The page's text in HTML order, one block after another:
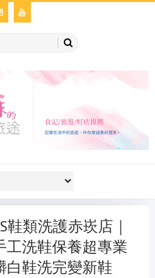
鞋類洗護赤崁店｜
工洗鞋保養超專業
白鞋洗完變新鞋